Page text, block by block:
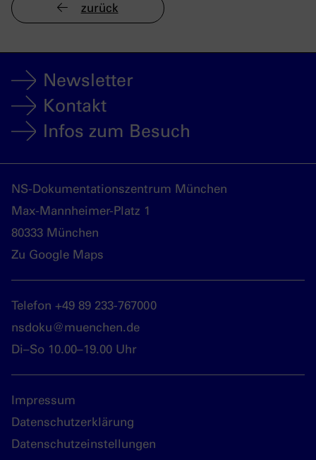
zurück
Newsletter
Kontakt
Infos zum Besuch
NS-Dokumentationszentrum München
Max-Mannheimer-Platz 1
80333 München
Zu Google Maps
Telefon +49 89 233-767000
nsdoku@muenchen.de
Di–So 10.00–19.00 Uhr
Impressum
Datenschutzerklärung
Datenschutzeinstellungen